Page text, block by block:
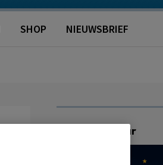
SHOP NIEUWSBRIEF
Gratis Webinar